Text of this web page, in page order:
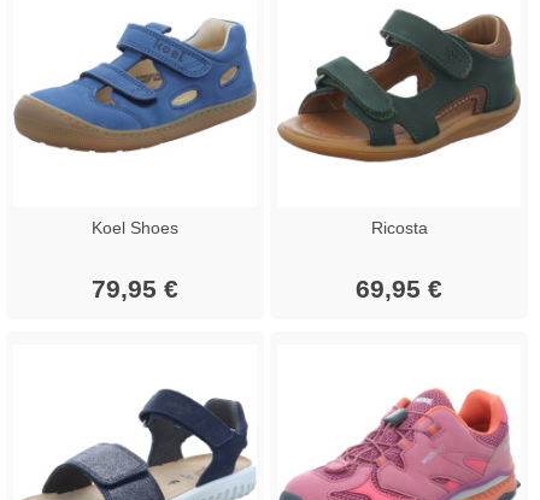
Koel Shoes
79,95 €
Ricosta
69,95 €